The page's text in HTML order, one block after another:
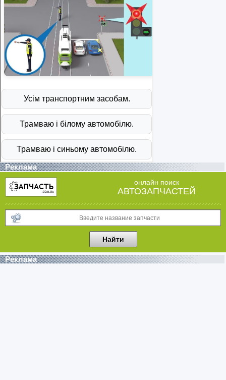
Реклама
онлайн поиск
АВТОЗАПЧАСТЕЙ
Реклама